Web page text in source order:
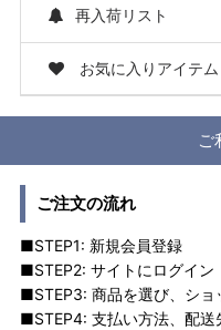
再入荷リスト
お気に入りアイテム
ご
ご注文の流れ
■STEP1: 新規会員登録
■STEP2: サイトにログイン
■STEP3: 商品を選び、ショ
■STEP4: 支払い方法、配送